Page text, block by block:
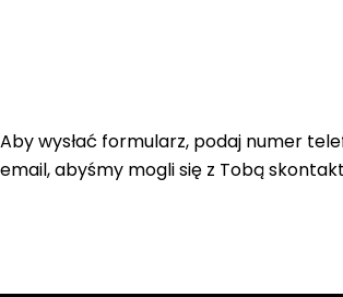
Aby wysłać formularz, podaj numer
email, abyśmy mogli się z Tobą